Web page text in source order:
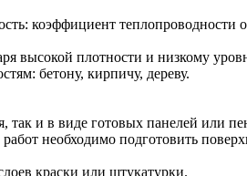
коэффициент теплопроводности
высокой плотности и низкому
бетону, кирпичу, дереву.
так и в виде готовых панелей или
необходимо подготовить
краски или штукатурки.